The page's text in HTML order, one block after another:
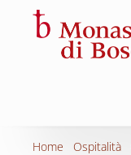
Home Ospitalità